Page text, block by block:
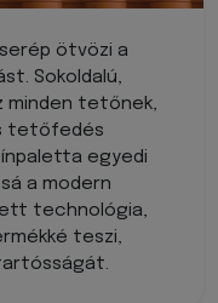
ötvözi a
Sokoldalú,
minden tetőnek,
tetőfedés
egyedi
a modern
technológia,
teszi,